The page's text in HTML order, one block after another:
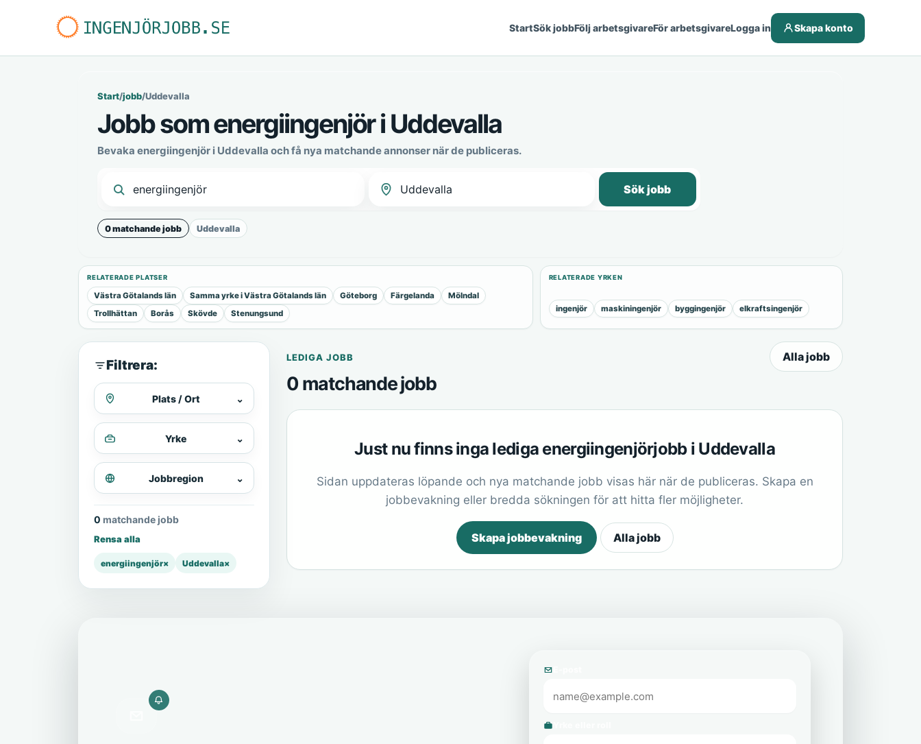
StartSök jobbFölj arbetsgivareFör arbetsgivareLogga in Skapa konto
Start/jobb/Uddevalla
Jobb som energiingenjör i Uddevalla
Bevaka energiingenjör i Uddevalla och få nya matchande annonser när de publiceras.
Sök jobb
0 matchande jobb Uddevalla
RELATERADE PLATSER
Västra Götalands län Samma yrke i Västra Götalands län Göteborg Färgelanda
Mölndal
Trollhättan
Borås Skövde Stenungsund
RELATERADE YRKEN
ingenjör maskiningenjör byggingenjör elkraftsingenjör
Filtrera:
Plats / Ort ⌄
Yrke ⌄
Jobbregion ⌄
0 matchande jobb
Rensa alla
energiingenjör× Uddevalla×
LEDIGA JOBB
0 matchande jobb
Alla jobb
Just nu finns inga lediga energiingenjörjobb i Uddevalla
Sidan uppdateras löpande och nya matchande jobb visas här när de publiceras. Skapa en
jobbevakning eller bredda sökningen för att hitta fler möjligheter.
Skapa jobbevakning Alla jobb